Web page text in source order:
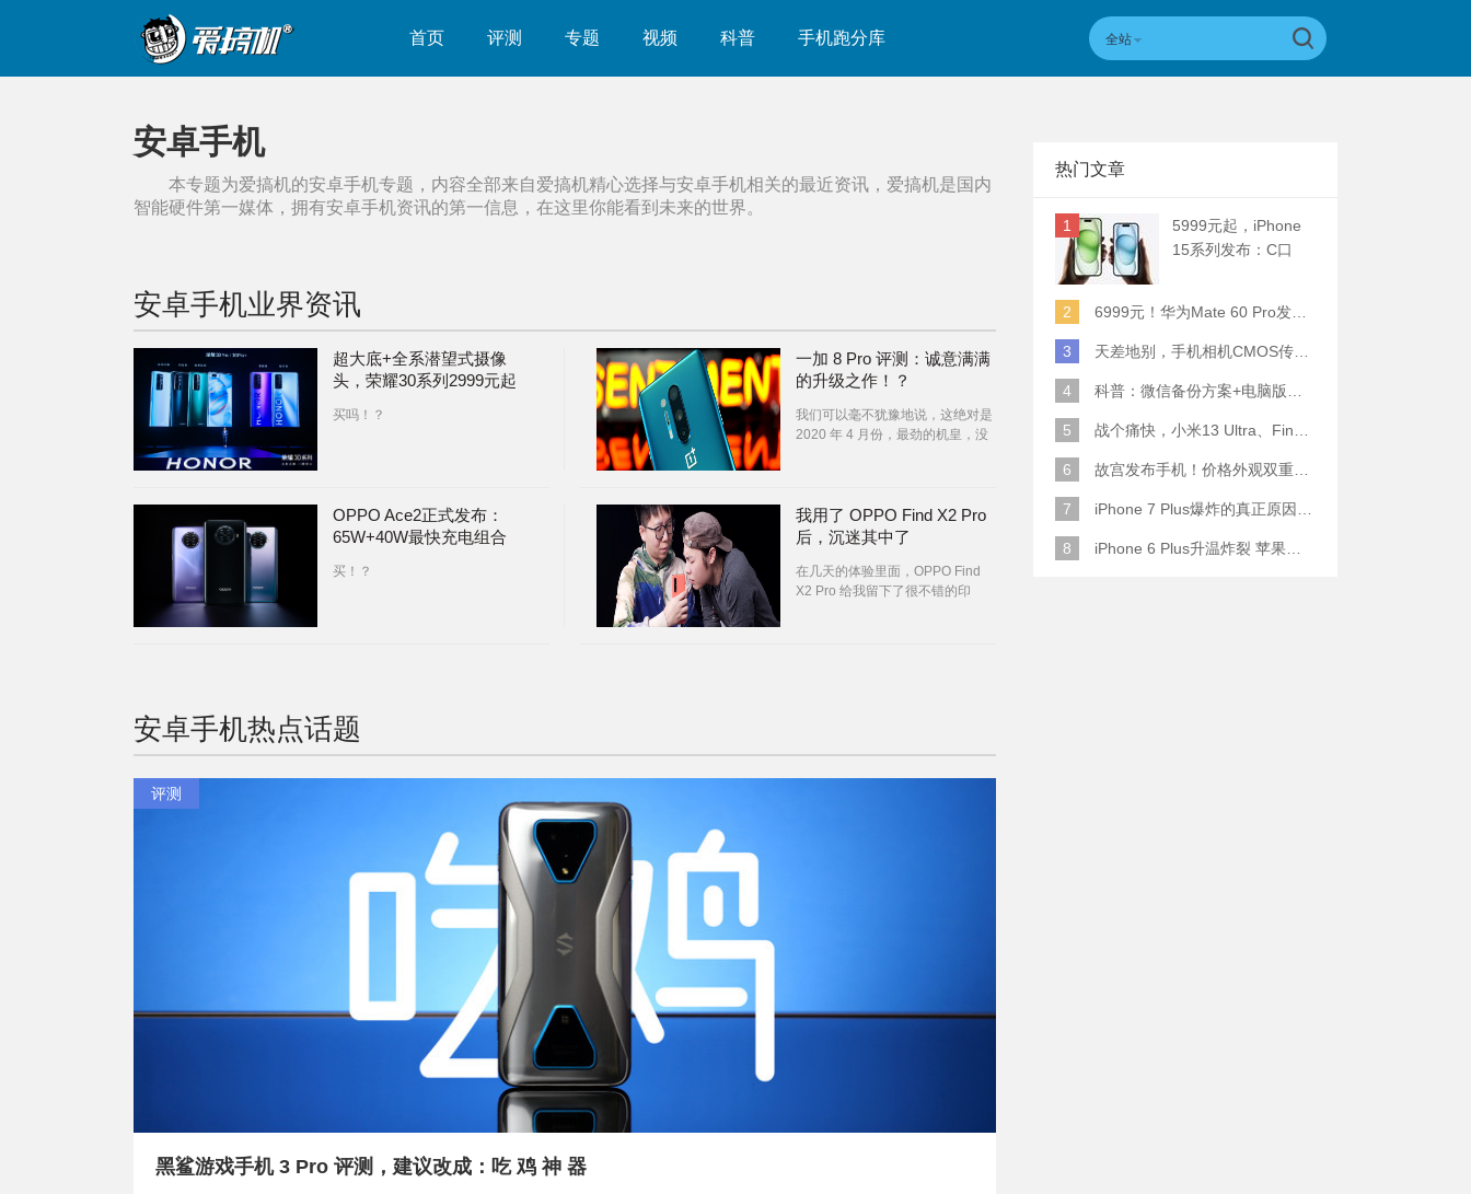
首页 评测 专题 视频 科普 手机跑分库 全站
安卓手机
本专题为爱搞机的安卓手机专题，内容全部来自爱搞机精心选择与安卓手机相关的最近资讯，爱搞机是国内
智能硬件第一媒体，拥有安卓手机资讯的第一信息，在这里你能看到未来的世界。
安卓手机业界资讯
超大底+全系潜望式摄像
头，荣耀30系列2999元起
买吗！？
一加 8 Pro 评测：诚意满满
的升级之作！？
我们可以毫不犹豫地说，这绝对是
2020 年 4 月份，最劲的机皇，没
OPPO Ace2正式发布：
65W+40W最快充电组合
买！？
我用了 OPPO Find X2 Pro
后，沉迷其中了
在几天的体验里面，OPPO Find
X2 Pro 给我留下了很不错的印
安卓手机热点话题
评测
黑鲨游戏手机 3 Pro 评测，建议改成：吃 鸡 神 器
热门文章
1
5999元起，iPhone
15系列发布：C口
2
6999元！华为Mate 60 Pro发布：麒麟9000S+卫星通话 (附初步跑分)
3 天差地别，手机相机CMOS传感器实际面积对比
4 科普：微信备份方案+电脑版丢失数据恢复指南
5 战个痛快，小米13 Ultra、Find X6 Pro、vivo X90 Pro+、小米12SU拍照横评
6 故宫发布手机！价格外观双重逆天！
7 iPhone 7 Plus爆炸的真正原因原来是这样
8 iPhone 6 Plus升温炸裂 苹果赔了一部全新的